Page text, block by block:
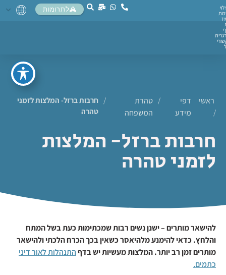
לתרומות
ראשי
/
דפי
מידע
/ טהרת
המשפחה
/
חרבות ברזל- המלצות לזמני
טהרה
חרבות ברזל- המלצות
לזמני טהרה
להישאר מותרים – ישנן נשים רבות שמכתימות כעת בשל המתח
והלחץ. כדאי להימנע מלהיאסר כשאין בכך הכרח הלכתי ולהישאר
מותרים זמן רב יותר. המלצות מעשיות יש בדףהתנהלות לאור ‏דיני
כתמים.‏